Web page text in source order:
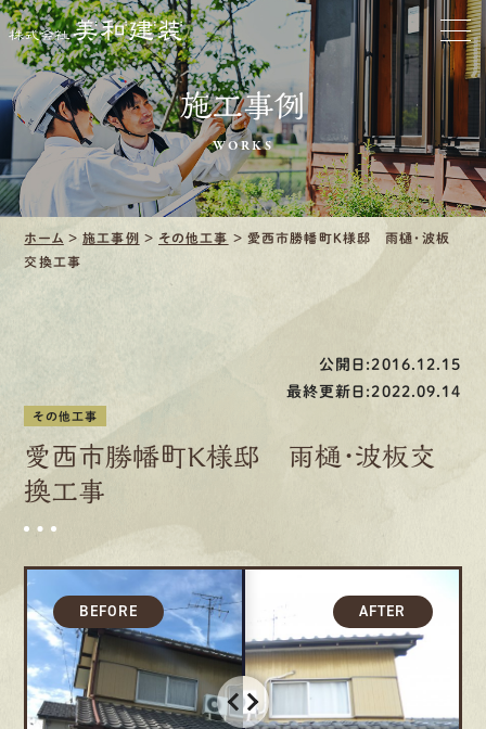
ホーム
お家をきれいに
会社をきれいに
クリーニング
施工事例
採用情報
募集要項
先輩インタビュー
エントリー
施工事例
WORKS
ホーム >施工事例 > その他工事 > 愛西市勝幡町Ｋ様邸 雨樋・波板
交換工事
公開日:2016.12.15
最終更新日:2022.09.14
その他工事
愛西市勝幡町Ｋ様邸 雨樋・波板交
換工事